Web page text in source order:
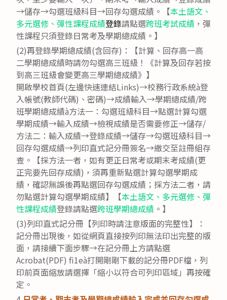
→儲存→勾選班級科目→回存勾選成績。【本土語文、
多元選修、彈性課程成績登錄請點選跨班考試成績 ，彈
性課程只須登錄日常考及學期總成績。】
(2)再登錄學期總成績(含回存)：【計算、回存高一高
二學期總成績時請勿勾選高三班級！《計算及回存若按
到高三班級會變更高三學期總成績》】
開啟學校首頁(左邊快速連結Links)→校務行政系統à登
入帳號(教師代碼)、密碼)→成績輸入→學期總成績/跨
班學期總成績à方法一：勾選班級科目→點選計算勾選
學期成績→輸入成績→檢視成績是否需要修正→儲存/
方法二：輸入成績→登錄成績→儲存→勾選班級科目→
回存勾選成績→列印直式記分冊簽名→繳交至註冊組存
查。【採方法一者，如有更正日常考或期末考成績(更
正完要先回存成績)，須再重新點選計算勾選學期成
績，確認無誤後再點選回存勾選成績；採方法二者，請
勿點選計算勾選學期成績】【本土語文、多元選修、彈
性課程成績登錄請點選跨班學期總成績 。】
(3)列印直式記分冊【列印時請注意版面的完整性】：
記分冊出現後，如從網頁直接按列印無法印出完整的版
面，請接續下面步驟→在記分冊上方請點選
Acrobat(PDF) fi1eà打開剛剛下載的記分冊PDF檔，列
印前頁面縮放請選擇「縮小以符合可列印區域」再按確
定。